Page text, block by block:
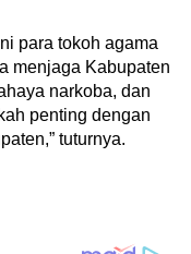
para tokoh agama
menjaga Kabupaten
narkoba, dan
penting dengan
tuturnya.